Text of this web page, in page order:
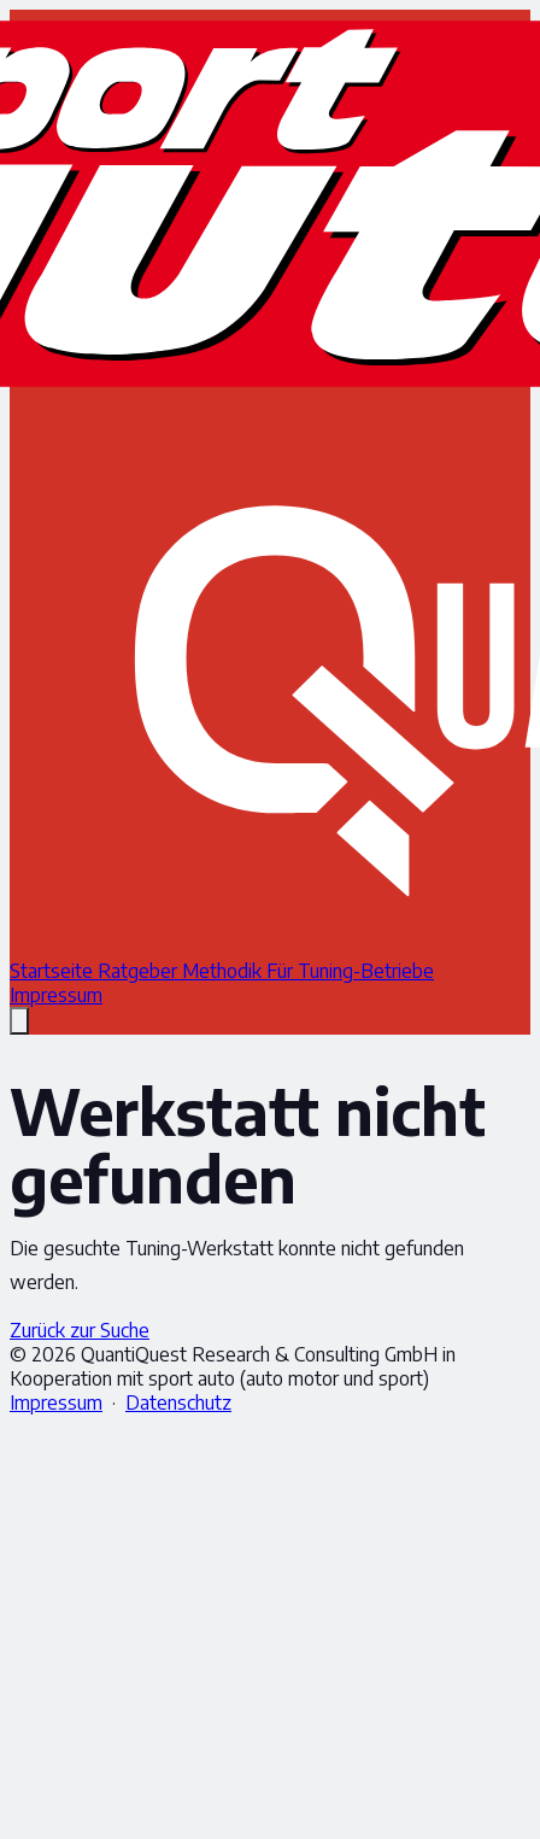
Startseite Ratgeber Methodik Für Tuning-Betriebe
Impressum
Werkstatt nicht
gefunden
Die gesuchte Tuning-Werkstatt konnte nicht gefunden
werden.
Zurück zur Suche
© 2026 QuantiQuest Research & Consulting GmbH in
Kooperation mit sport auto (auto motor und sport)
Impressum · Datenschutz